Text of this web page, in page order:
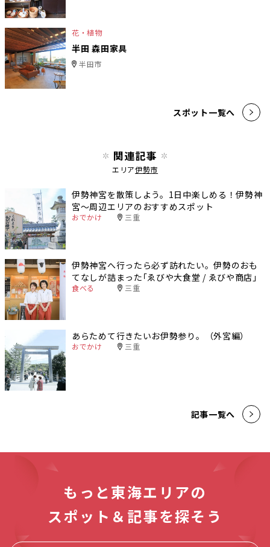
花・植物
半田 森田家具
半田市
スポット一覧へ
関連記事
エリア伊勢市
伊勢神宮を散策しよう。1日中楽しめる！伊勢神
宮〜周辺エリアのおすすめスポット
おでかけ 三重
伊勢神宮へ行ったら必ず訪れたい。伊勢のおも
てなしが詰まった｢ゑびや大食堂 / ゑびや商店｣
食べる 三重
あらためて行きたいお伊勢参り。（外宮編）
おでかけ 三重
記事一覧へ
もっと東海エリアの
スポット＆記事を探そう